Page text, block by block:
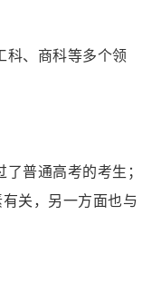
科、商科等多个领
普通高考的考生；
关，另一方面也与